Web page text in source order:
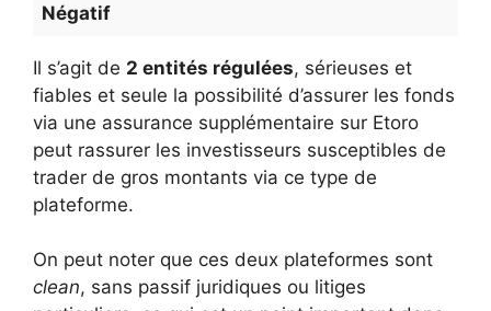
Négatif
Il s’agit de 2 entités régulées, sérieuses et
fiables et seule la possibilité d’assurer les fonds
via une assurance supplémentaire sur Etoro
peut rassurer les investisseurs susceptibles de
trader de gros montants via ce type de
plateforme.
On peut noter que ces deux plateformes sont
clean, sans passif juridiques ou litiges